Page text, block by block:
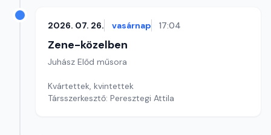
2026. 07. 26. vasárnap 17:04
Zene-közelben
Juhász Előd műsora
Kvártettek, kvintettek
Társszerkesztő: Peresztegi Attila